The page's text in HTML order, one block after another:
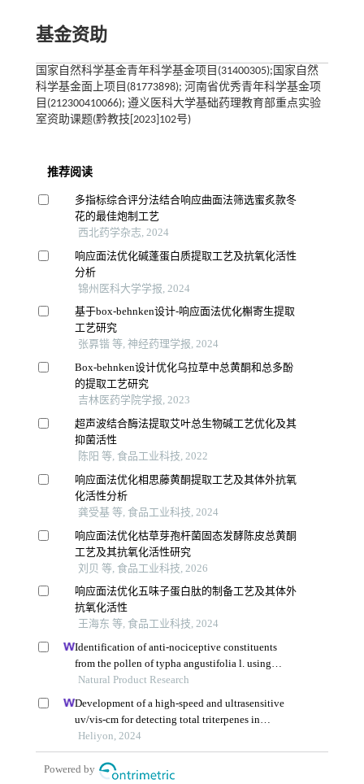
基金资助
国家自然科学基金青年科学基金项目(31400305);国家自然
科学基金面上项目(81773898); 河南省优秀青年科学基金项
目(212300410066); 遵义医科大学基础药理教育部重点实验
室资助课题(黔教技[2023]102号)